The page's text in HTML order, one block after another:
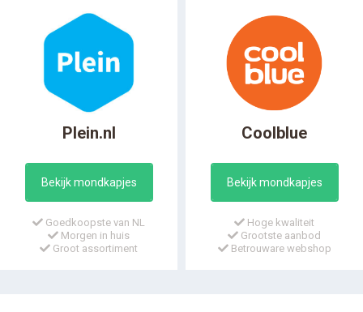
Plein.nl
Bekijk mondkapjes
Goedkoopste van NL
Morgen in huis
Groot assortiment
Coolblue
Bekijk mondkapjes
Hoge kwaliteit
Grootste aanbod
Betrouware webshop